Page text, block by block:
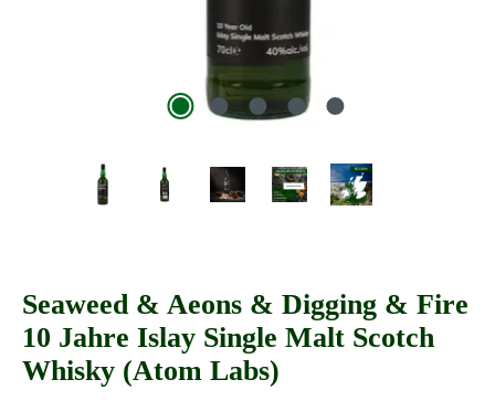
Seaweed & Aeons & Digging & Fire
10 Jahre Islay Single Malt Scotch
Whisky (Atom Labs)